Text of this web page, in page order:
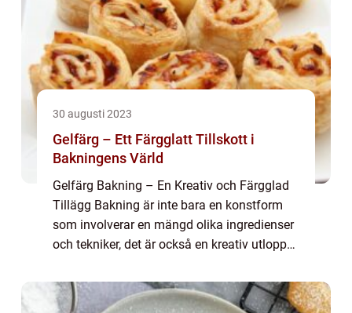
30 augusti 2023
Gelfärg – Ett Färgglatt Tillskott i
Bakningens Värld
Gelfärg Bakning – En Kreativ och Färgglad
Tillägg Bakning är inte bara en konstform
som involverar en mängd olika ingredienser
och tekniker, det är också en kreativ utlopp
trend inom bakning är anv...